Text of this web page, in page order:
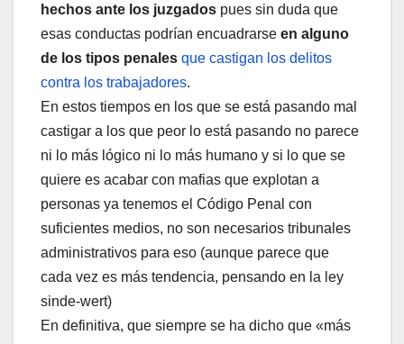
hechos ante los juzgados pues sin duda que
esas conductas podrían encuadrarse en alguno
de los tipos penales que castigan los delitos
contra los trabajadores.
En estos tiempos en los que se está pasando mal
castigar a los que peor lo está pasando no parece
ni lo más lógico ni lo más humano y si lo que se
quiere es acabar con mafias que explotan a
personas ya tenemos el Código Penal con
suficientes medios, no son necesarios tribunales
administrativos para eso (aunque parece que
cada vez es más tendencia, pensando en la ley
sinde-wert)
En definitiva, que siempre se ha dicho que «más